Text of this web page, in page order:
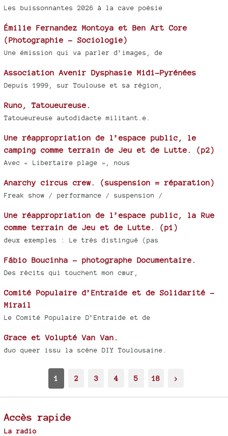
Les buissonnantes 2026 à la cave poésie
Émilie Fernandez Montoya et Ben Art Core
(Photographie - Sociologie)
Une émission qui va parler d’images, de
Association Avenir Dysphasie Midi-Pyrénées
Depuis 1999, sur Toulouse et sa région,
Runo, Tatoueureuse.
Tatoueureuse autodidacte militant.e.
Une réappropriation de l’espace public, le
camping comme terrain de Jeu et de Lutte. (p2)
Avec « Libertaire plage », nous
Anarchy circus crew. (suspension = réparation)
Freak show / performance / suspension /
Une réappropriation de l’espace public, la Rue
comme terrain de Jeu et de Lutte. (p1)
deux exemples : Le très distingué (pas
Fábio Boucinha - photographe Documentaire.
Des récits qui touchent mon cœur,
Comité Populaire d’Entraide et de Solidarité -
Mirail
Le Comité Populaire D’Entraide et de
Grace et Volupté Van Van.
duo queer issu la scène DIY Toulousaine.
1 2 3 4 5 18 >
Accès rapide
La radio